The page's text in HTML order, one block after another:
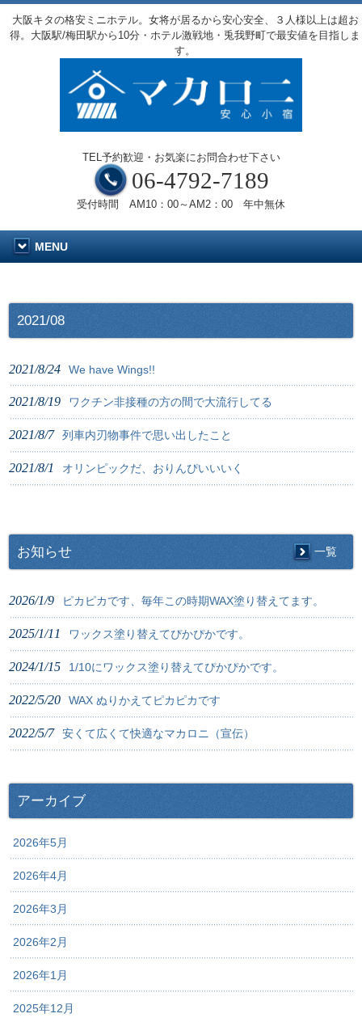
大阪キタの格安ミニホテル。女将が居るから安心安全、３人様以上は超お
得。大阪駅/梅田駅から10分・ホテル激戦地・兎我野町で最安値を目指しま
す。
TEL予約歓迎・お気楽にお問合わせ下さい
06-4792-7189
受付時間 AM10：00～AM2：00 年中無休
MENU
2021/08
2021/8/24 We have Wings!!
2021/8/19 ワクチン非接種の方の間で大流行してる
2021/8/7 列車内刃物事件で思い出したこと
2021/8/1 オリンピックだ、おりんぴいいいく
お知らせ 一覧
2026/1/9 ピカピカです、毎年この時期WAX塗り替えてます。
2025/1/11 ワックス塗り替えてぴかぴかです。
2024/1/15 1/10にワックス塗り替えてぴかぴかです。
2022/5/20 WAX ぬりかえてピカピカです
2022/5/7 安くて広くて快適なマカロニ（宣伝）
アーカイブ
2026年5月
2026年4月
2026年3月
2026年2月
2026年1月
2025年12月